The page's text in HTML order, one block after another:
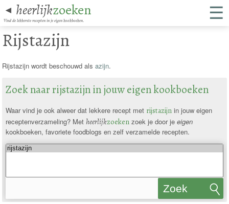
◄ heerlijkzoeken
Vind de lekkerste recepten in je eigen kookboeken. ☰
Rijstazijn
Rijstazijn wordt beschouwd alsazijn.
Zoek naar rijstazijn in jouw eigen kookboeken
Waar vind je ook alweer dat lekkere recept met rijstazijn in jouw eigen
receptenverzameling? Met heerlijkzoeken zoek je door je eigen
kookboeken, favoriete foodblogs en zelf verzamelde recepten.
Zoek